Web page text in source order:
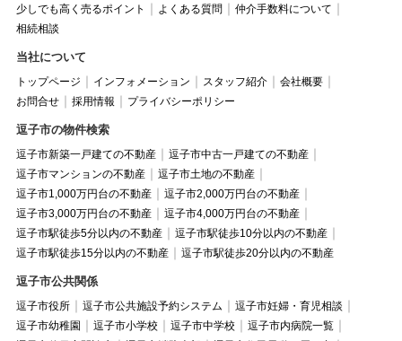
少しでも高く売るポイント
よくある質問
仲介手数料について
相続相談
当社について
トップページ インフォメーション スタッフ紹介
会社概要
お問合せ
採用情報 プライバシーポリシー
逗子市の物件検索
逗子市新築一戸建ての不動産
逗子市中古一戸建ての不動産
逗子市マンションの不動産
逗子市土地の不動産
逗子市1,000万円台の不動産
逗子市2,000万円台の不動産
逗子市3,000万円台の不動産
逗子市4,000万円台の不動産
逗子市駅徒歩5分以内の不動産
逗子市駅徒歩10分以内の不動産
逗子市駅徒歩15分以内の不動産
逗子市駅徒歩20分以内の不動産
逗子市公共関係
逗子市役所 逗子市公共施設予約システム
逗子市妊婦・育児相談
逗子市幼稚園
逗子市小学校 逗子市中学校
逗子市内病院一覧